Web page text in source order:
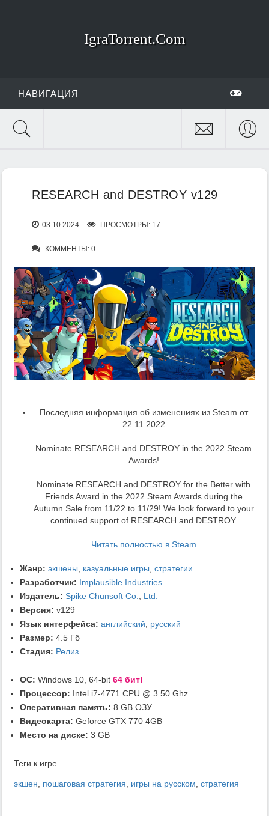
IgraTorrent.Com
НАВИГАЦИЯ
RESEARCH and DESTROY v129
03.10.2024 ПРОСМОТРЫ: 17
КОММЕНТЫ: 0
Последняя информация об изменениях из Steam от
22.11.2022
Nominate RESEARCH and DESTROY in the 2022 Steam
Awards!
Nominate RESEARCH and DESTROY for the Better with
Friends Award in the 2022 Steam Awards during the
Autumn Sale from 11/22 to 11/29! We look forward to your
continued support of RESEARCH and DESTROY.
Читать полностью в Steam
Жанр: экшены казуальные игры стратегии
Разработчик: Implausible Industries
Издатель: Spike Chunsoft Co.
Ltd.
Версия: v129
Язык интерфейса: английский
русский
Размер: 4.5 Гб
Стадия: Релиз
ОС: Windows 10, 64-bit 64 бит!
Процессор: Intel i7-4771 CPU @ 3.50 Ghz
Оперативная память: 8 GB ОЗУ
Видеокарта: Geforce GTX 770 4GB
Место на диске: 3 GB
Теги к игре
экшен пошаговая стратегия игры на русском стратегия